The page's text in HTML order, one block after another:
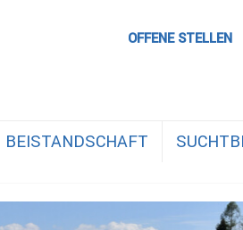
OFFENE STELLEN
BEISTANDSCHAFT